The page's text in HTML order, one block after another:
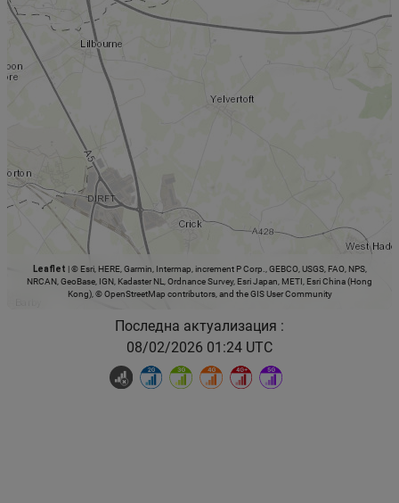
Leaflet |© Esri, HERE, Garmin, Intermap, increment P Corp., GEBCO, USGS, FAO, NPS,
NRCAN, GeoBase, IGN, Kadaster NL, Ordnance Survey, Esri Japan, METI, Esri China (Hong
Kong), © OpenStreetMap contributors, and the GIS User Community
Последна актуализация :
08/02/2026 01:24 UTC